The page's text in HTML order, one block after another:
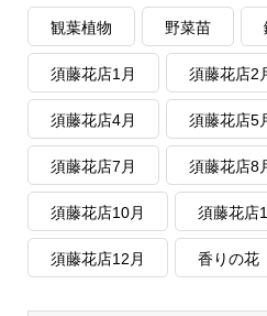
観葉植物 野菜苗
須藤花店1月 須藤花店2
須藤花店4月 須藤花店5
須藤花店7月 須藤花店8
須藤花店10月 須藤花店
須藤花店12月 香りの花